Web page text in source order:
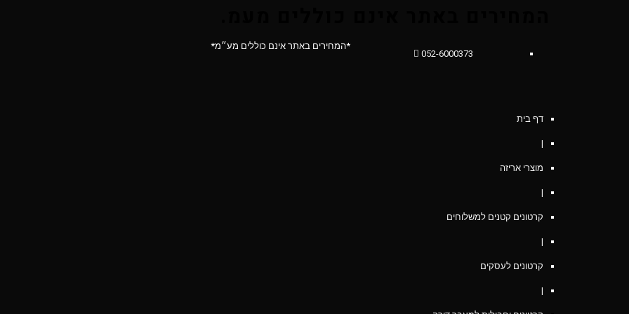
052-6000373
*המחירים באתר אינם כוללים מע״מ*
דף בית
|
מוצרי אריזה
|
קרטונים קטנים למשלוחים
|
קרטונים לעסקים
|